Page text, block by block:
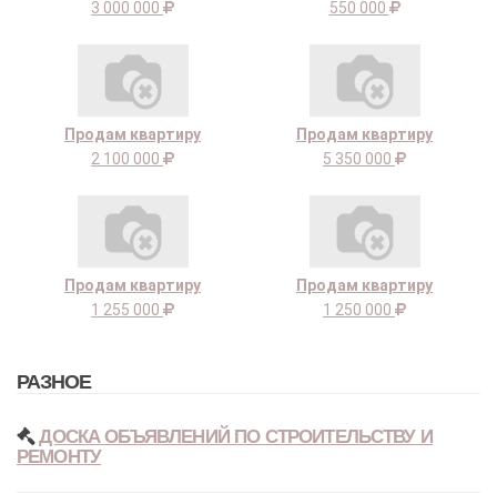
3 000 000
550 000
Продам квартиру
2 100 000
Продам квартиру
5 350 000
Продам квартиру
1 255 000
Продам квартиру
1 250 000
РАЗНОЕ
ДОСКА ОБЪЯВЛЕНИЙ ПО СТРОИТЕЛЬСТВУ И
РЕМОНТУ